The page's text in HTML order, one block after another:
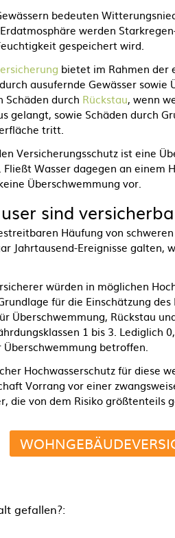
bedeuten
werden
gespeichert wird.
bietet im Rahmen der
durch ausufernde Gewässer
Schäden durch Rückstau, wenn
gelangt, sowie Schäden durch
tritt.
Versicherungsschutz ist eine
Wasser dagegen an einem
Überschwemmung vor.
sind
Häufung von
Jahrtausend-Ereignisse galten,
würden in möglichen
für die Einschätzung des
Überschwemmung, Rückstau
1 bis 3. Lediglich
betroffen.
Hochwasserschutz für diese
Vorrang vor einer
die von dem Risiko größtenteils
gefallen?: